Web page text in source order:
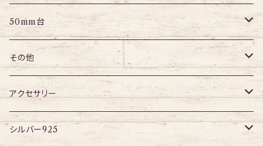
パーツ
チューブ
アイレット
パーツ
プラグ
アイレット
パーツ
トンネル
プラグ
アイレット
50mm台
トンネル
プラグ
アイレット
その他
ボディピアス・ピアス以外
アクセサリー
ネックレス
シルバー925